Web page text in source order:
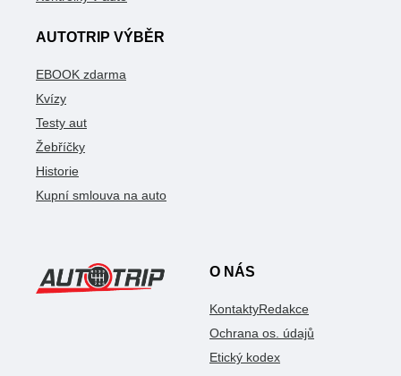
AUTOTRIP VÝBĚR
EBOOK zdarma
Kvízy
Testy aut
Žebříčky
Historie
Kupní smlouva na auto
O NÁS
KontaktyRedakce
Ochrana os. údajů
Etický kodex